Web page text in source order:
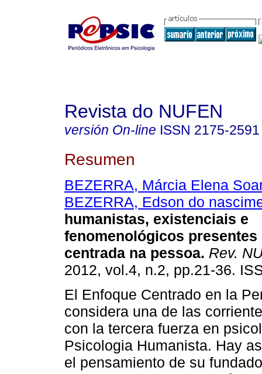
Revista do NUFEN
versión On-line ISSN 2175-2591
Resumen
BEZERRA, Márcia Elena
BEZERRA, Edson do
humanistas, existenciais e
fenomenológicos presentes
centrada na pessoa. Rev.
2012, vol.4, n.2, pp.21-36.
El Enfoque Centrado en la
considera una de las
con la tercera fuerza en
Psicologia Humanista. Hay
el pensamiento de su